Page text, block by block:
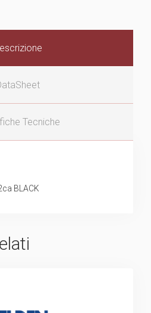
Tecniche
BLACK